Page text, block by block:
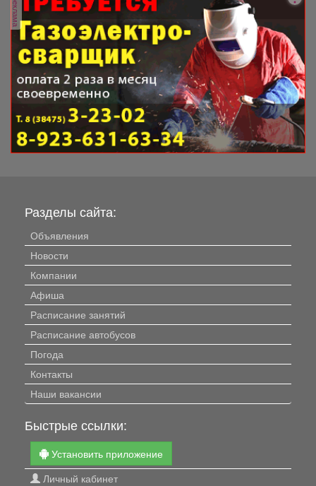
реклама
Разделы сайта:
Объявления
Новости
Компании
Афиша
Расписание занятий
Расписание автобусов
Погода
Контакты
Наши вакансии
Быстрые ссылки:
Установить приложение
Личный кабинет